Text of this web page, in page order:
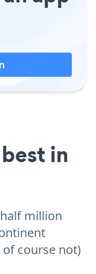
in
million
course not)